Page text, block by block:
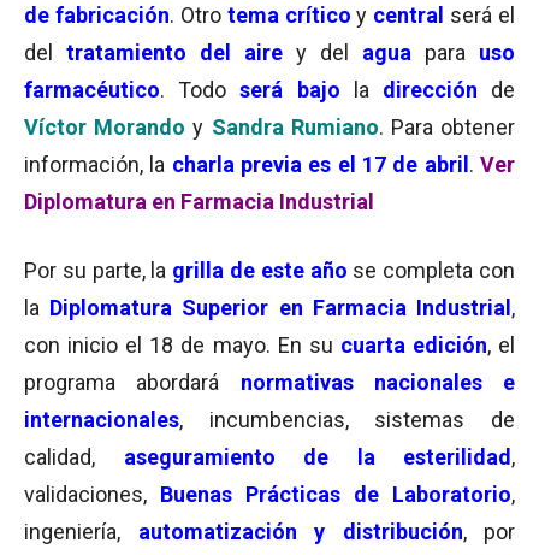
de fabricación. Otro tema crítico y central será el
del tratamiento del aire y del agua para uso
farmacéutico. Todo será bajo la dirección de
Víctor Morando y Sandra Rumiano. Para obtener
información, la charla previa es el 17 de abril . Ver
Diplomatura en Farmacia Industrial
Por su parte, la grilla de este año se completa con
la Diplomatura Superior en Farmacia Industrial ,
con inicio el 18 de mayo. En su cuarta edición, el
programa abordará normativas nacionales e
internacionales, incumbencias, sistemas de
calidad, aseguramiento de la esterilidad ,
validaciones, Buenas Prácticas de Laboratorio,
ingeniería, automatización y distribución, por